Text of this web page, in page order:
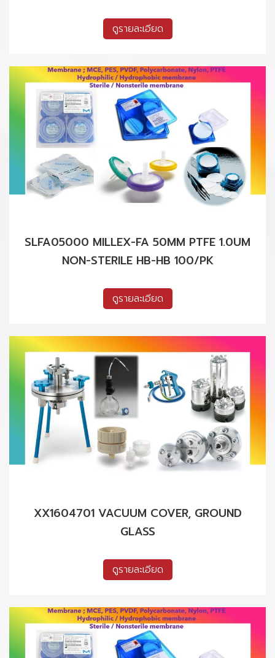
ดูรายละเอียด
SLFA05000 MILLEX-FA 50MM PTFE 1.0UM
NON-STERILE HB-HB 100/PK
ดูรายละเอียด
XX1604701 VACUUM COVER, GROUND
GLASS
ดูรายละเอียด